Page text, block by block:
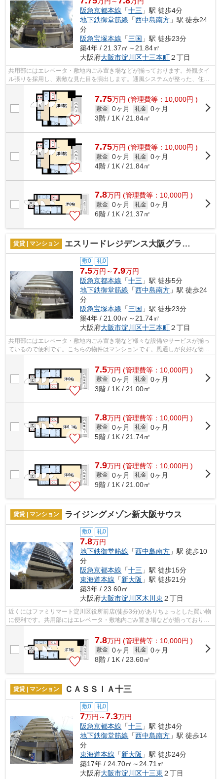
阪急京都本線 「十三 」駅 徒歩4分
地下鉄御堂筋線 「西中島南方 」駅 徒歩24
分
阪急宝塚本線 「三国 」駅 徒歩23分
築4年 / 21.37㎡～21.84㎡
大阪府大阪市淀川区十三本町２丁目
共用部にはエレベータ・敷地内ごみ置き場などが揃っております。外観タイ
ル張りを採用し、素敵な見た目を演出します。通風システムが整った、住環
境の良い安心の物件です。周辺に駅が...
7.75万円 (管理費等：10,000円 )
敷金 0ヶ月 礼金 0ヶ月
3階 / 1K / 21.84㎡
7.75万円 (管理費等：10,000円 )
敷金 0ヶ月 礼金 0ヶ月
4階 / 1K / 21.84㎡
7.8万円 (管理費等：10,000円 )
敷金 0ヶ月 礼金 0ヶ月
6階 / 1K / 21.37㎡
賃貸 | マンション エスリードレジデンス大阪グランノース1
敷0 礼0
7.5万円～7.9万円
阪急京都本線 「十三 」駅 徒歩5分
地下鉄御堂筋線 「西中島南方 」駅 徒歩24
分
阪急宝塚本線 「三国 」駅 徒歩23分
築4年 / 21.00㎡～21.74㎡
大阪府大阪市淀川区十三本町２丁目
共用部にはエレベータ・敷地内ごみ置き場など様々な設備やサービスが揃っ
ているので便利です。こちらの物件はマンションです。風通しが良好な物件
7.5万円 (管理費等：10,000円 )
敷金 0ヶ月 礼金 0ヶ月
3階 / 1K / 21.00㎡
7.8万円 (管理費等：10,000円 )
敷金 0ヶ月 礼金 0ヶ月
5階 / 1K / 21.74㎡
7.9万円 (管理費等：10,000円 )
敷金 0ヶ月 礼金 0ヶ月
9階 / 1K / 21.00㎡
賃貸 | マンション ライジングメゾン新大阪サウス
敷0 礼0
7.8万円
地下鉄御堂筋線 「西中島南方 」駅 徒歩10
分
阪急京都本線 「十三 」駅 徒歩15分
東海道本線 「新大阪 」駅 徒歩21分
築3年 / 23.60㎡
大阪府大阪市淀川区木川東 ２丁目
近くにはファミリマート淀川区役所前店(徒歩3分)がありちょっとした買い物
に便利です。共用部にはエレベータ・敷地内ごみ置き場などが揃っておりま
7.8万円 (管理費等：10,000円 )
敷金 0ヶ月 礼金 0ヶ月
8階 / 1K / 23.60㎡
賃貸 | マンション ＣＡＳＳＩＡ十三
敷0 礼0
7万円～7.3万円
阪急京都本線 「十三 」駅 徒歩4分
地下鉄御堂筋線 「西中島南方 」駅 徒歩14
分
東海道本線 「新大阪 」駅 徒歩24分
築17年 / 24.70㎡～24.71㎡
大阪府大阪市淀川区十三東 ２丁目